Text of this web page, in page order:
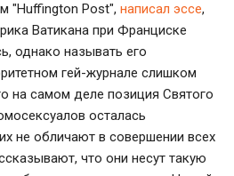
"Huffington Post", написал эссе,
Ватикана при Франциске
однако называть его
гей-журнале слишком
на самом деле позиция Святого
осталась
не обличают в совершении всех
что они несут такую